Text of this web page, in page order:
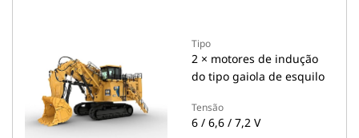
Tipo
2 × motores de indução
do tipo gaiola de esquilo
Tensão
6 / 6,6 / 7,2 V